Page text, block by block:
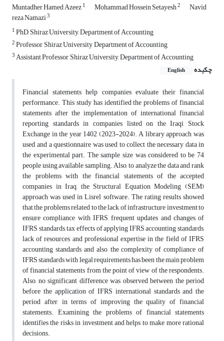
Muntadher Hamed Azeez1 Mohammad Hossein Setayesh2 Navid
reza Namazi3
1PhD, Shiraz University, Department of Accounting
2Professor, Shiraz University, Department of Accounting
3Assistant Professor, Shiraz University, Department of Accounting
چکیده
English
Financial statements help companies evaluate their financial
performance. This study has identified the problems of financial
statements after the implementation of international financial
reporting standards in companies listed on the Iraqi Stock
Exchange in the year 1402 (2023-2024). A library approach was
used, and a questionnaire was used to collect the necessary data in
the experimental part. The sample size was considered to be 74
people using available sampling. Also, to analyze the data and rank
the problems with the financial statements of the accepted
companies in Iraq, the Structural Equation Modeling (SEM)
approach was used in Lisrel software. The rating results showed
that the problems related to the lack of infrastructure investment to
ensure compliance with IFRS, frequent updates and changes of
IFRS standards, tax effects of applying IFRS accounting standards,
lack of resources and professional expertise in the field of IFRS
accounting standards and also, the complexity of compliance of
IFRS standards with legal requirements has been the main problem
of financial statements from the point of view of the respondents.
Also, no significant difference was observed between the period
before the application of IFRS international standards and the
period after, in terms of improving the quality of financial
statements. Examining the problems of financial statements
identifies the risks in investment and helps to make more rational
decisions.